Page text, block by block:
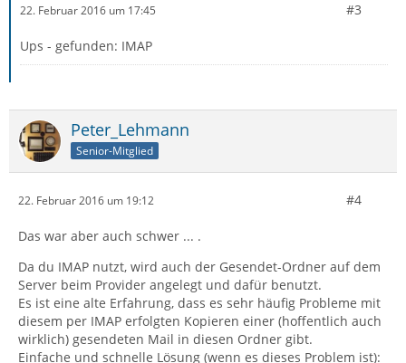
22. Februar 2016 um 17:45 #3
Ups - gefunden: IMAP
Peter_Lehmann
Senior-Mitglied
22. Februar 2016 um 19:12 #4
Das war aber auch schwer ... .
Da du IMAP nutzt, wird auch der Gesendet-Ordner auf dem
Server beim Provider angelegt und dafür benutzt.
Es ist eine alte Erfahrung, dass es sehr häufig Probleme mit
diesem per IMAP erfolgten Kopieren einer (hoffentlich auch
wirklich) gesendeten Mail in diesen Ordner gibt.
Einfache und schnelle Lösung (wenn es dieses Problem ist):